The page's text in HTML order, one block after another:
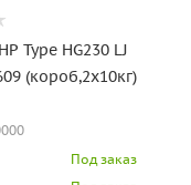
Type HG230 LJ
(короб,2х10кг)
Под заказ